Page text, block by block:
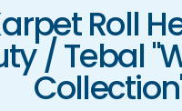
Roll
/ Tebal